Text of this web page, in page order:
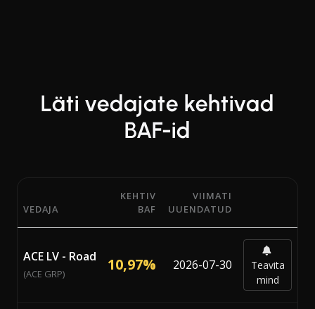
Läti vedajate kehtivad
BAF-id
22 Läti vedaja kehtivad BAF protsendid ja iga vedaja
VEDAJA
KEHTIV
BAF
VIIMATI
UUENDATUD
ACE LV - Road
(ACE GRP) 10,97% 2026-07-30
Teavita
mind